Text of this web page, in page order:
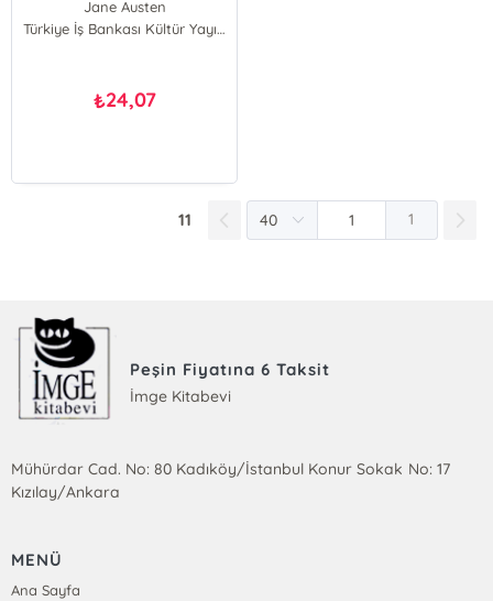
Jane Austen
Türkiye İş Bankası Kültür Yayınları
₺24,07
11 1
Peşin Fiyatına 6 Taksit
İmge Kitabevi
Mühürdar Cad. No: 80 Kadıköy/İstanbul Konur Sokak No: 17
Kızılay/Ankara
MENÜ
Ana Sayfa